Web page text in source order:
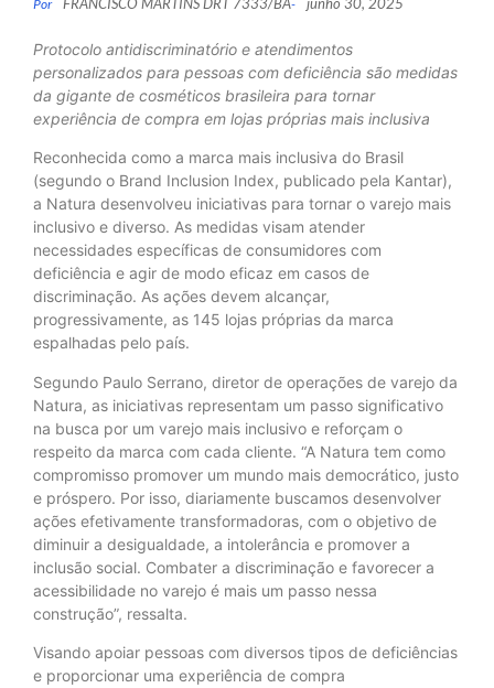
Por -
Protocolo antidiscriminatório e atendimentos
personalizados para pessoas com deficiência são medidas
da gigante de cosméticos brasileira para tornar
experiência de compra em lojas próprias mais inclusiva
Reconhecida como a marca mais inclusiva do Brasil
(segundo o Brand Inclusion Index, publicado pela Kantar),
a Natura desenvolveu iniciativas para tornar o varejo mais
inclusivo e diverso. As medidas visam atender
necessidades específicas de consumidores com
deficiência e agir de modo eficaz em casos de
discriminação. As ações devem alcançar,
progressivamente, as 145 lojas próprias da marca
espalhadas pelo país.
Segundo Paulo Serrano, diretor de operações de varejo da
Natura, as iniciativas representam um passo significativo
na busca por um varejo mais inclusivo e reforçam o
respeito da marca com cada cliente. “A Natura tem como
compromisso promover um mundo mais democrático, justo
e próspero. Por isso, diariamente buscamos desenvolver
ações efetivamente transformadoras, com o objetivo de
diminuir a desigualdade, a intolerância e promover a
inclusão social. Combater a discriminação e favorecer a
acessibilidade no varejo é mais um passo nessa
construção”, ressalta.
Visando apoiar pessoas com diversos tipos de deficiências
e proporcionar uma experiência de compra